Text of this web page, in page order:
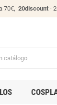
70€, 20discount-